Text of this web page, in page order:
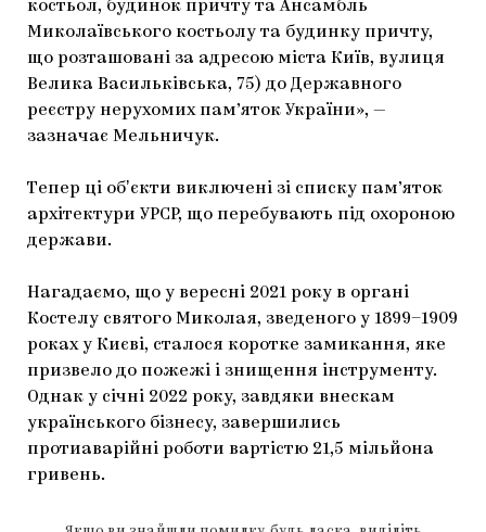
костьол, будинок причту та Ансамбль
Миколаївського костьолу та будинку причту,
що розташовані за адресою міста Київ, вулиця
Велика Васильківська, 75) до Державного
реєстру нерухомих пам’яток України», —
зазначає Мельничук.
Тепер ці обʼєкти виключені зі списку пам’яток
архітектури УРСР, що перебувають під охороною
держави.
Нагадаємо, що у вересні 2021 року в органі
Костелу святого Миколая, зведеного у 1899–1909
роках у Києві, сталося коротке замикання, яке
призвело до пожежі і знищення інструменту.
Однак у січні 2022 року, завдяки внескам
українського бізнесу, завершились
протиаварійні роботи вартістю 21,5 мільйона
гривень.